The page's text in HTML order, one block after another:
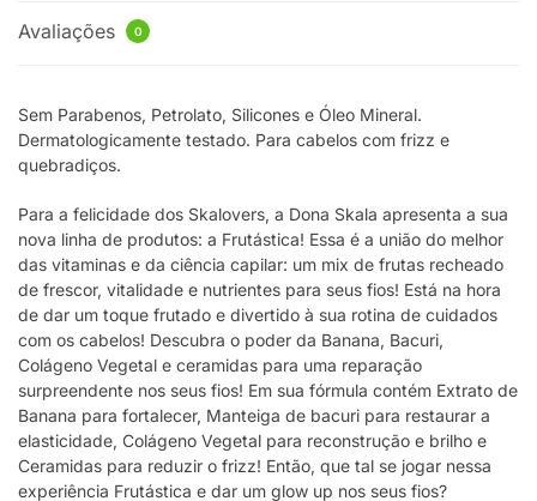
Avaliações 0
Sem Parabenos, Petrolato, Silicones e Óleo Mineral.
Dermatologicamente testado. Para cabelos com frizz e
quebradiços.
Para a felicidade dos Skalovers, a Dona Skala apresenta a sua
nova linha de produtos: a Frutástica! Essa é a união do melhor
das vitaminas e da ciência capilar: um mix de frutas recheado
de frescor, vitalidade e nutrientes para seus fios! Está na hora
de dar um toque frutado e divertido à sua rotina de cuidados
com os cabelos! Descubra o poder da Banana, Bacuri,
Colágeno Vegetal e ceramidas para uma reparação
surpreendente nos seus fios! Em sua fórmula contém Extrato de
Banana para fortalecer, Manteiga de bacuri para restaurar a
elasticidade, Colágeno Vegetal para reconstrução e brilho e
Ceramidas para reduzir o frizz! Então, que tal se jogar nessa
experiência Frutástica e dar um glow up nos seus fios?